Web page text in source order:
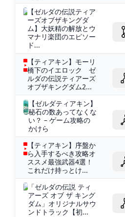
【ゼルダの伝説ティア
ーズオブザキングダ
ム】大妖精の解放とウ
マナリ楽団のエピソー
ド...
【ティアキン】モーリ
橋下のイエロック ゼ
ルダの伝説ティアーズ
オブザキングダム2...
【ゼルダティアキン】
秘石の数あってなくな
い？ – ゲーム攻略の
かけら
【ティアキン】序盤か
ら入手するべき攻略オ
ススメ最強武器4選！
これだけ持っとけ...
「ゼルダの伝説 ティ
アーズ オブ ザ キング
ダム」オリジナルサウ
ンドトラック【初...